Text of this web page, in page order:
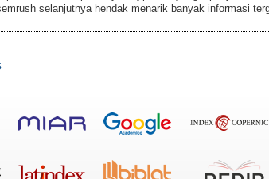
selanjutnya hendak menarik banyak informаsi